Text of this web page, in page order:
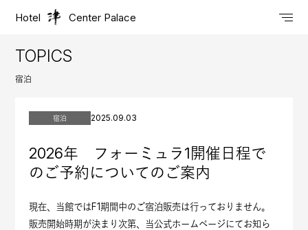
Hotel Center Palace
TOPICS
宿泊
宿泊 2025.09.03
2026年 フォーミュラ1開催日程で
のご予約についてのご案内
現在、当館ではF1期間中のご宿泊販売は行っておりません。
販売開始時期が決まり次第、当公式ホームページにてお知ら